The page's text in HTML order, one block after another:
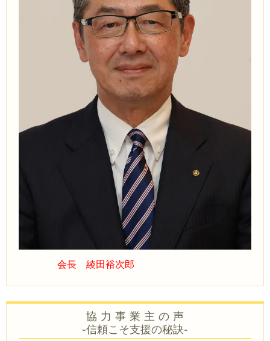
会長 綾田裕次郎
協 力 事 業 主 の 声
-信頼こそ支援の秘訣-